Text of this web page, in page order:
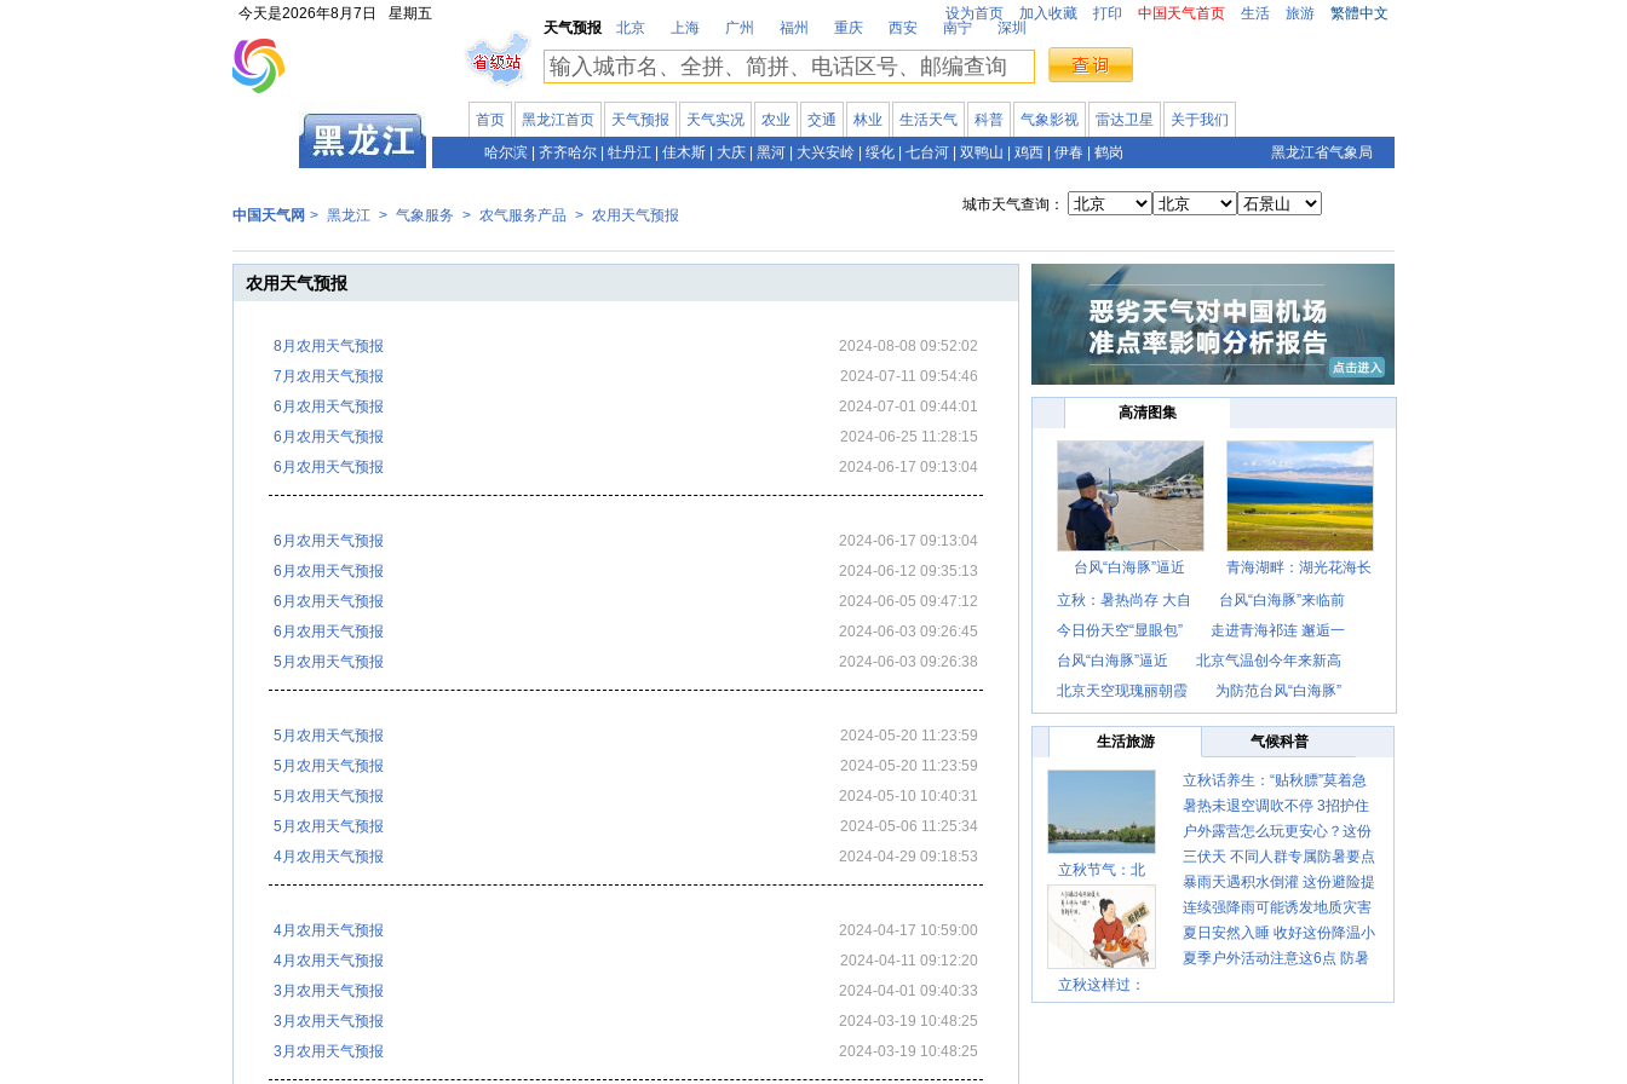
今天是2026年8月7日 星期五 设为首页 加入收藏 打印 中国天气首页 生活 旅游
繁體中文
天气预报
北京 上海 广州 福州 重庆 西安 南宁 深圳
首页 黑龙江首页 天气预报 天气实况 农业 交通 林业 生活天气 科普 气象影视 雷达卫星
关于我们
哈尔滨
齐齐哈尔 牡丹江 佳木斯 大庆 黑河 大兴安岭 绥化 七台河 双鸭山 鸡西 伊春 鹤岗 黑龙江省气象局
中国天气网 > 黑龙江 > 气象服务 > 农气服务产品 > 农用天气预报
城市天气查询：
农用天气预报
8月农用天气预报
2024-08-08 09:52:02
7月农用天气预报
2024-07-11 09:54:46
6月农用天气预报
2024-07-01 09:44:01
6月农用天气预报
2024-06-25 11:28:15
6月农用天气预报
2024-06-17 09:13:04
6月农用天气预报
2024-06-17 09:13:04
6月农用天气预报
2024-06-12 09:35:13
6月农用天气预报
2024-06-05 09:47:12
6月农用天气预报
2024-06-03 09:26:45
5月农用天气预报
2024-06-03 09:26:38
5月农用天气预报
2024-05-20 11:23:59
5月农用天气预报
2024-05-20 11:23:59
5月农用天气预报
2024-05-10 10:40:31
5月农用天气预报
2024-05-06 11:25:34
4月农用天气预报
2024-04-29 09:18:53
4月农用天气预报
2024-04-17 10:59:00
4月农用天气预报
2024-04-11 09:12:20
3月农用天气预报
2024-04-01 09:40:33
3月农用天气预报
2024-03-19 10:48:25
3月农用天气预报
2024-03-19 10:48:25
高清图集
台风“白海豚”逼近
青海湖畔：湖光花海长
立秋：暑热尚存 大自
台风“白海豚”来临前
今日份天空“显眼包”
走进青海祁连 邂逅一
台风“白海豚”逼近
北京气温创今年来新高
北京天空现瑰丽朝霞
为防范台风“白海豚”
生活旅游 气候科普
立秋节气：北
立秋这样过：
立秋话养生：“贴秋膘”莫着急
先清暑再防燥
暑热未退空调吹不停 3招护住
肩颈不酸痛
户外露营怎么玩更安心？这份
攻略请收好
三伏天 不同人群专属防暑要点
请收好
暴雨天遇积水倒灌 这份避险提
示请收好
连续强降雨可能诱发地质灾害
这些前兆要知道
夏日安然入睡 收好这份降温小
贴士
夏季户外活动注意这6点 防暑